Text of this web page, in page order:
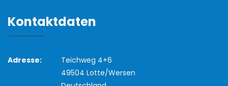
Kontaktdaten
Adresse:
Teichweg 4+6
49504 Lotte/Wersen